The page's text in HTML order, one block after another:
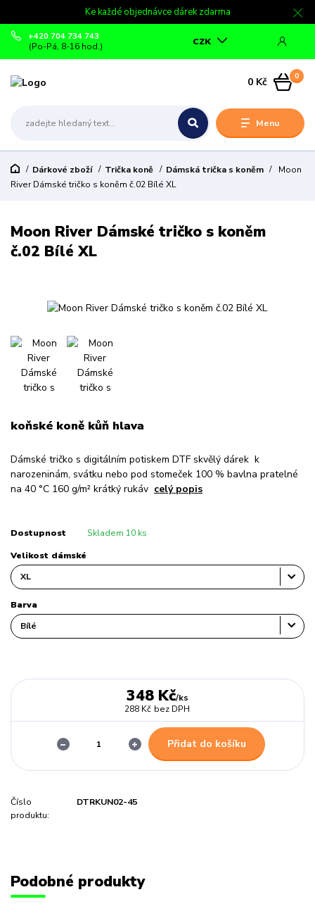
Ke každé objednávce dárek zdarma
Menu
CZK
+420 704 734 743
(Po-Pá, 8-16 hod.)
0
0 Kč
Dárkové zboží Trička koně Dámská trička s koněm
Moon
River Dámské tričko s koněm č.02 Bílé XL
Moon River Dámské tričko s koněm
č.02 Bílé XL
koňské koně kůň hlava
Dámské tričko s digitálním potiskem DTF skvělý dárek k
narozeninám, svátku nebo pod stomeček 100 % bavlna pratelné
na 40 °C 160 g/m² krátký rukáv celý popis
Dostupnost Skladem 10 ks
Velikost dámské
Barva
348 Kč/ks
288 Kč bez DPH
Přidat do košíku
Číslo
produktu:
DTRKUN02-45
Podobné produkty